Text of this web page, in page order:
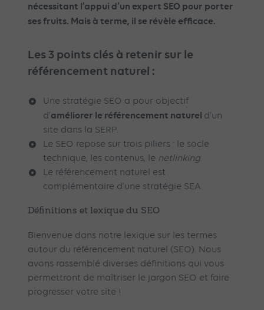
nécessitant l’appui d’un expert SEO pour porter
ses fruits. Mais à terme, il se révèle efficace.
Les 3 points clés à retenir sur le
référencement naturel :
Une stratégie SEO a pour objectif
d’améliorer le référencement naturel d’un
site dans la SERP.
Le SEO repose sur trois piliers : le socle
technique, les contenus, le netlinking.
Le référencement naturel est
complémentaire d’une stratégie SEA.
Définitions et lexique du SEO
Bienvenue dans notre lexique sur les termes
autour du référencement naturel (SEO). Nous
avons rassemblé diverses définitions qui vous
permettront de maîtriser le jargon SEO et faire
progresser votre site !